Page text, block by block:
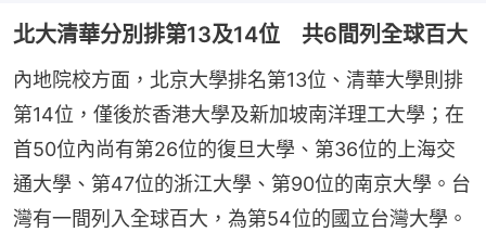
北大清華分別排第13及14位 共6間列全球百大
內地院校方面，北京大學排名第13位、清華大學則排
第14位，僅後於香港大學及新加坡南洋理工大學；在
首50位內尚有第26位的復旦大學、第36位的上海交
通大學、第47位的浙江大學、第90位的南京大學。台
灣有一間列入全球百大，為第54位的國立台灣大學。